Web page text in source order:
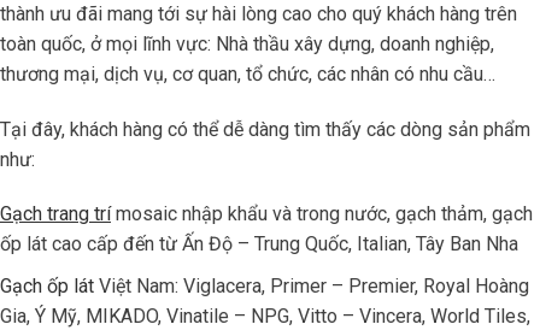
thành ưu đãi mang tới sự hài lòng cao cho quý khách hàng trên
toàn quốc, ở mọi lĩnh vực: Nhà thầu xây dựng, doanh nghiệp,
thương mại, dịch vụ, cơ quan, tổ chức, các nhân có nhu cầu…
Tại đây, khách hàng có thể dễ dàng tìm thấy các dòng sản phẩm
như:
Gạch trang trímosaic nhập khẩu và trong nước, gạch thảm, gạch
ốp lát cao cấp đến từ Ấn Độ – Trung Quốc, Italian, Tây Ban Nha
Gạch ốp lát Việt Nam: Viglacera, Primer – Premier, Royal Hoàng
Gia, Ý Mỹ, MIKADO, Vinatile – NPG, Vitto – Vincera, World Tiles,